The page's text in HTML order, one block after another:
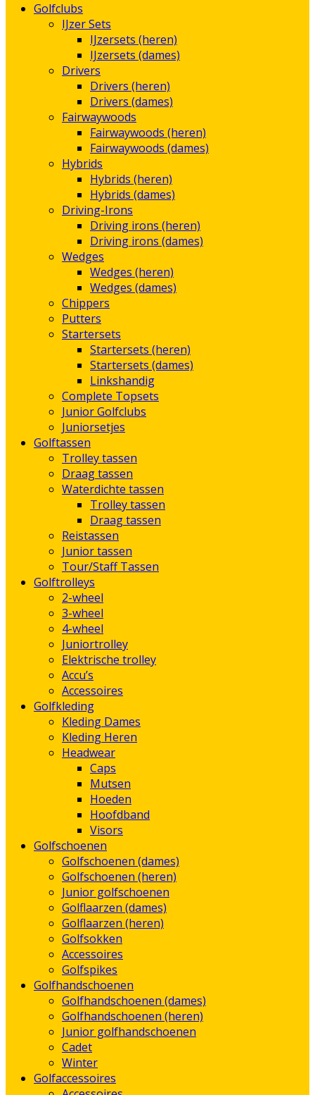
Golfclubs
IJzer Sets
IJzersets (heren)
IJzersets (dames)
Drivers
Drivers (heren)
Drivers (dames)
Fairwaywoods
Fairwaywoods (heren)
Fairwaywoods (dames)
Hybrids
Hybrids (heren)
Hybrids (dames)
Driving-Irons
Driving irons (heren)
Driving irons (dames)
Wedges
Wedges (heren)
Wedges (dames)
Chippers
Putters
Startersets
Startersets (heren)
Startersets (dames)
Linkshandig
Complete Topsets
Junior Golfclubs
Juniorsetjes
Golftassen
Trolley tassen
Draag tassen
Waterdichte tassen
Trolley tassen
Draag tassen
Reistassen
Junior tassen
Tour/Staff Tassen
Golftrolleys
2-wheel
3-wheel
4-wheel
Juniortrolley
Elektrische trolley
Accu’s
Accessoires
Golfkleding
Kleding Dames
Kleding Heren
Headwear
Caps
Mutsen
Hoeden
Hoofdband
Visors
Golfschoenen
Golfschoenen (dames)
Golfschoenen (heren)
Junior golfschoenen
Golflaarzen (dames)
Golflaarzen (heren)
Golfsokken
Accessoires
Golfspikes
Golfhandschoenen
Golfhandschoenen (dames)
Golfhandschoenen (heren)
Junior golfhandschoenen
Cadet
Winter
Golfaccessoires